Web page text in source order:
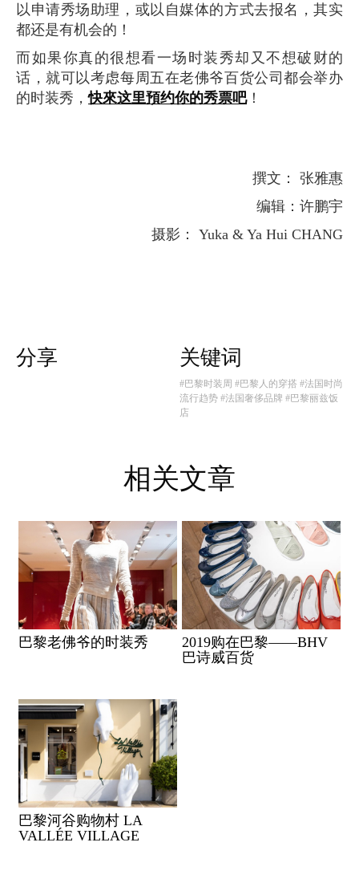
以申请秀场助理，或以自媒体的方式去报名，其实
都还是有机会的！
而如果你真的很想看一场时装秀却又不想破财的
话，就可以考虑每周五在老佛爷百货公司都会举办
的时装秀，快來这里預约你的秀票吧！
撰文： 张雅惠
编辑：许鹏宇
摄影： Yuka & Ya Hui CHANG
分享 关键词
#巴黎时装周 #巴黎人的穿搭 #法国时尚
流行趋势 #法国奢侈品牌 #巴黎丽兹饭
店
相关文章
巴黎老佛爷的时装秀
2019购在巴黎——BHV
巴诗威百货
巴黎河谷购物村 LA
VALLÉE VILLAGE